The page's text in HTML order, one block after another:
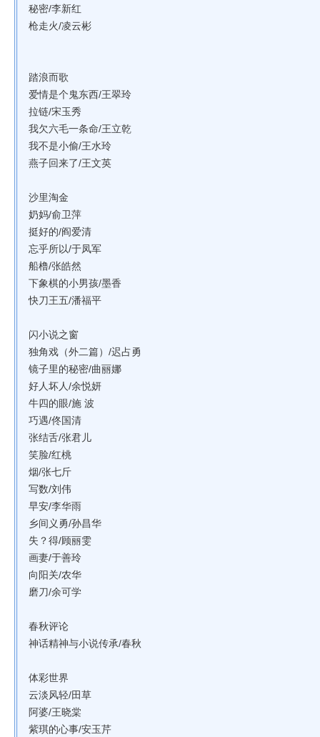
秘密/李新红
枪走火/凌云彬
踏浪而歌
爱情是个鬼东西/王翠玲
拉链/宋玉秀
我欠六毛一条命/王立乾
我不是小偷/王水玲
燕子回来了/王文英
沙里淘金
奶妈/俞卫萍
挺好的/阎爱清
忘乎所以/于凤军
船橹/张皓然
下象棋的小男孩/墨香
快刀王五/潘福平
闪小说之窗
独角戏（外二篇）/迟占勇
镜子里的秘密/曲丽娜
好人坏人/余悦妍
牛四的眼/施 波
巧遇/佟国清
张结舌/张君儿
笑脸/红桃
烟/张七斤
写数/刘伟
早安/李华雨
乡间义勇/孙昌华
失？得/顾丽雯
画妻/于善玲
向阳关/农华
磨刀/余可学
春秋评论
神话精神与小说传承/春秋
体彩世界
云淡风轻/田草
阿婆/王晓棠
紫琪的心事/安玉芹